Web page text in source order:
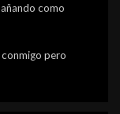
como
pero